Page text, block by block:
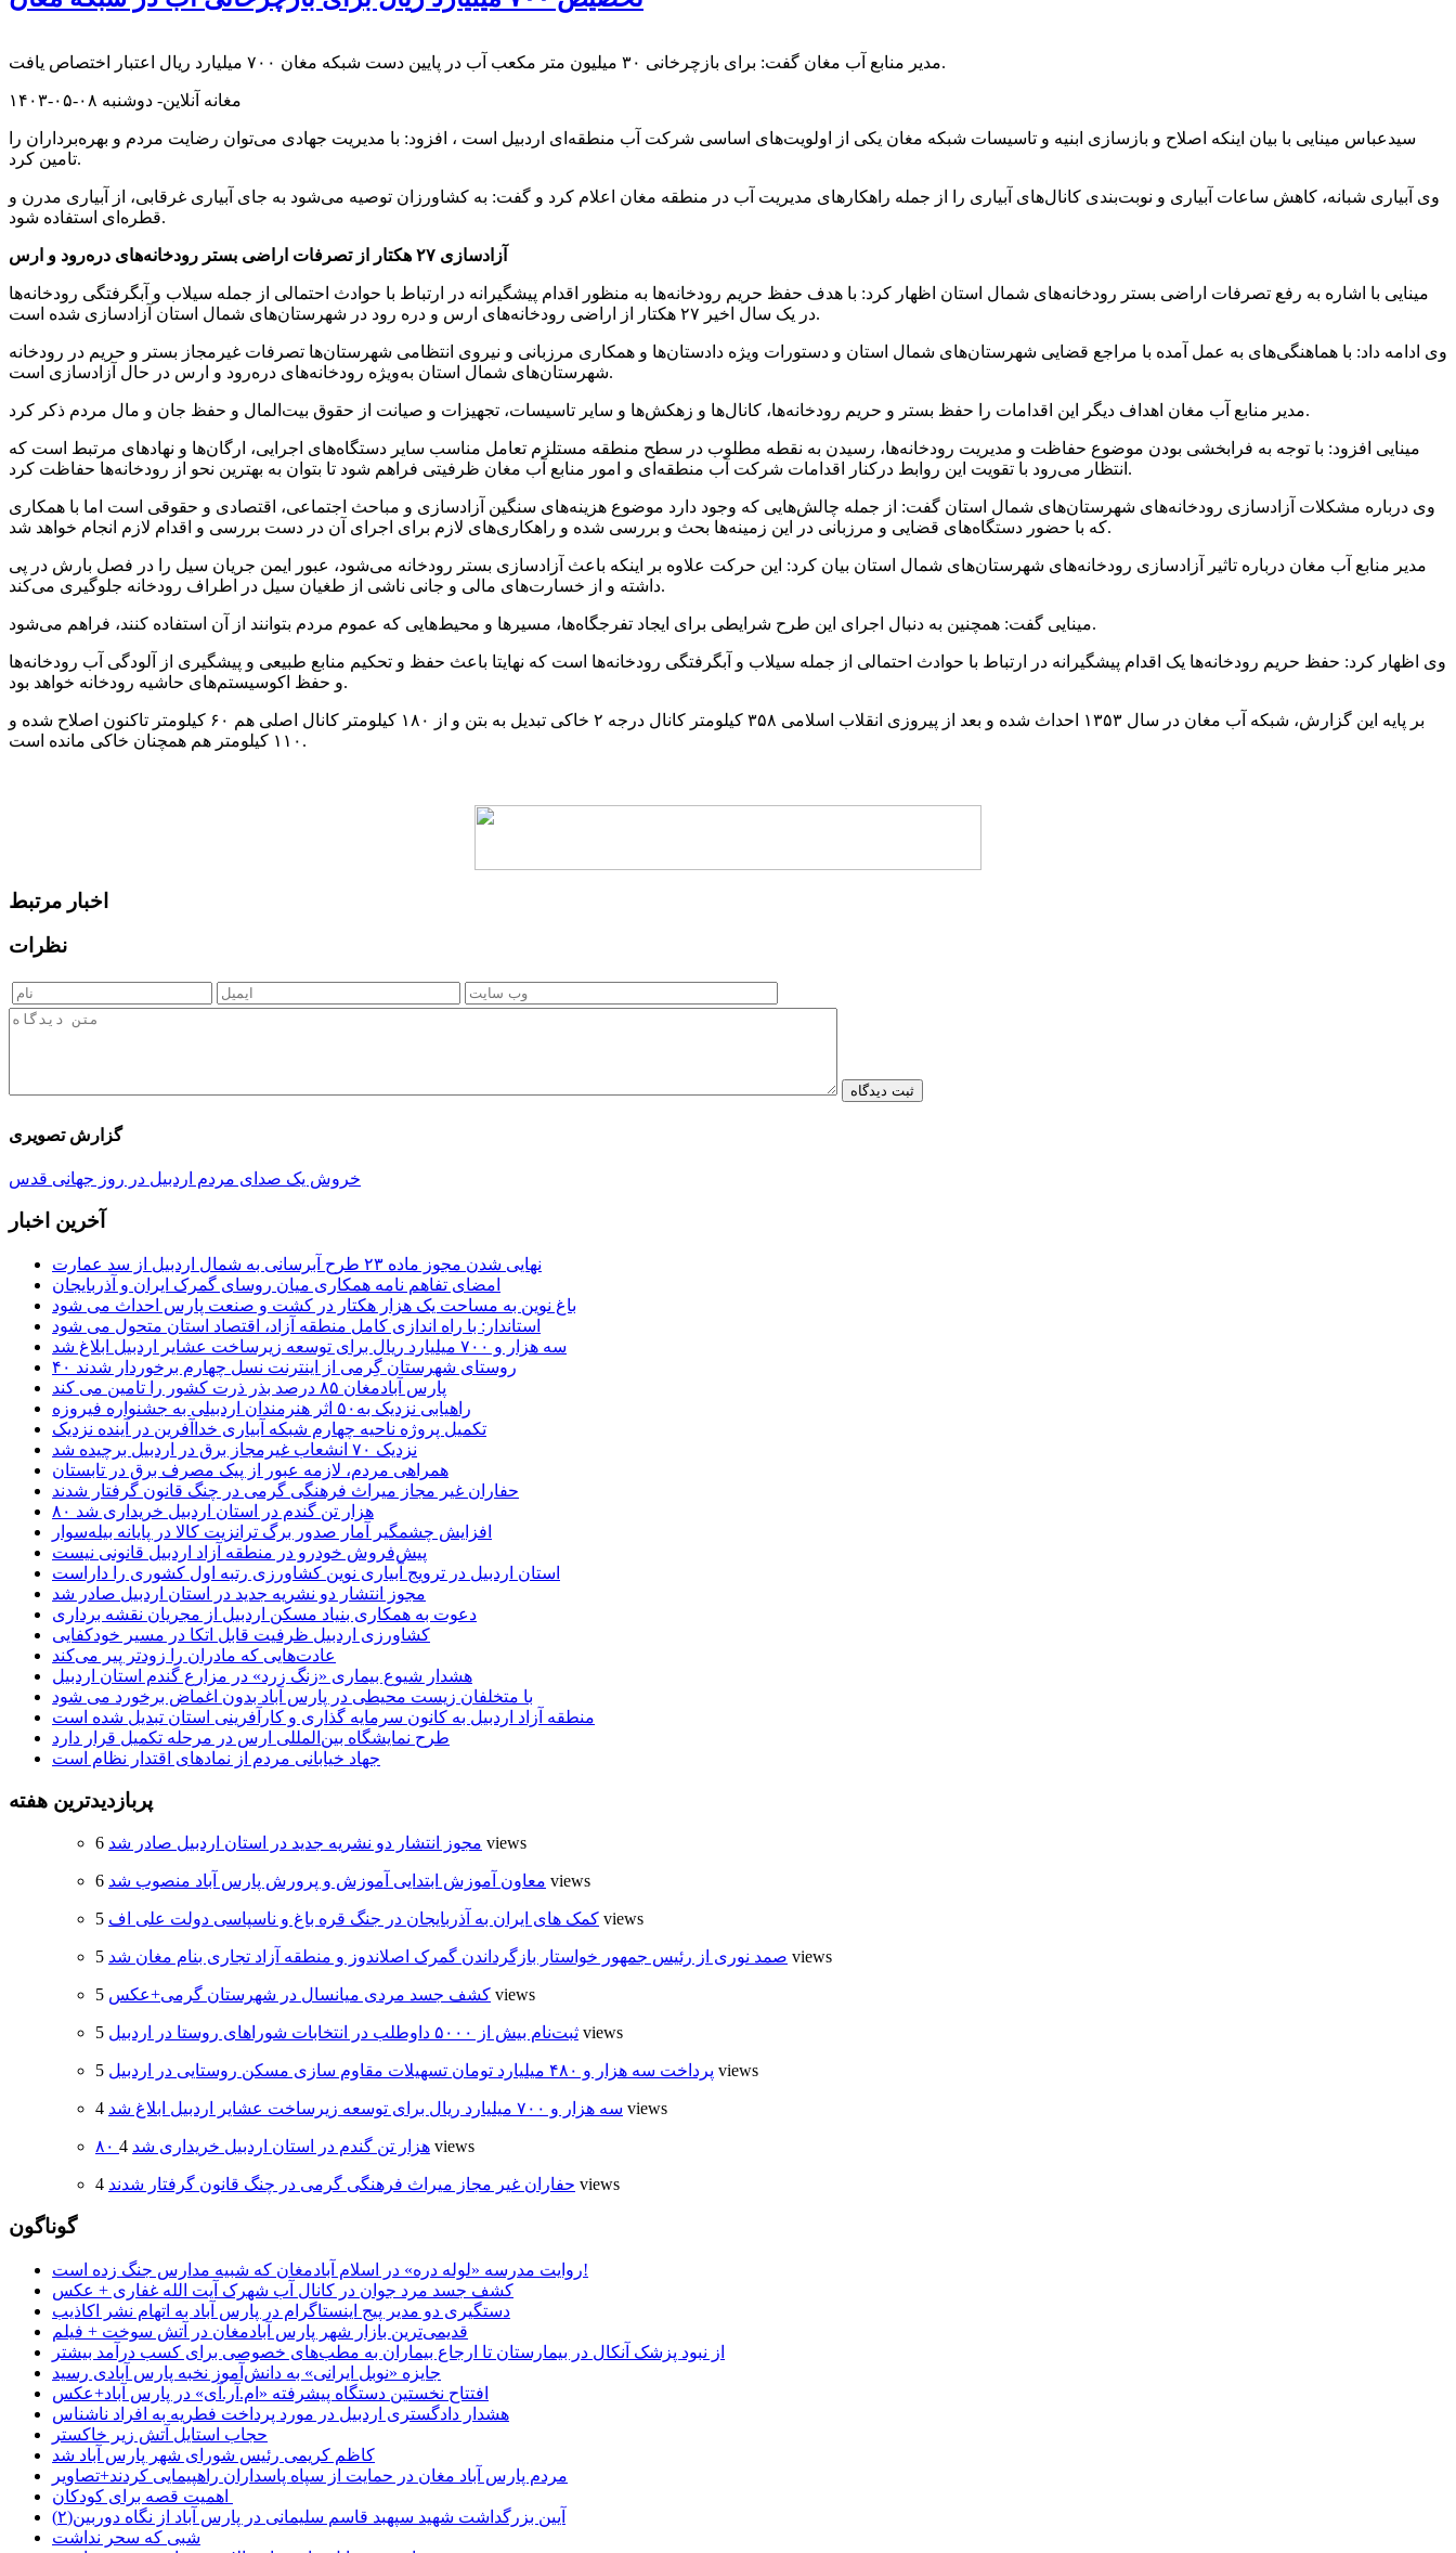
مدیر منابع آب مغان گفت: برای بازچرخانی ۳۰ میلیون متر مکعب آب در پایین دست شبکه مغان ۷۰۰ میلیارد ریال اعتبار اختصاص یافت.
مغانه آنلاین- دوشنبه ۰۸-۰۵-۱۴۰۳
سیدعباس مینایی با بیان اینکه اصلاح و بازسازی ابنیه و تاسیسات شبکه مغان یکی از اولویت‌های اساسی شرکت آب منطقه‌ای اردبیل است ، افزود: با مدیریت جهادی می‌توان رضایت مردم و بهره‌برداران را
تامین کرد.
وی آبیاری شبانه، کاهش ساعات آبیاری و نوبت‌بندی کانال‌های آبیاری را از جمله راهکارهای مدیریت آب در منطقه مغان اعلام کرد و گفت: به کشاورزان توصیه می‌شود به جای آبیاری غرقابی، از آبیاری مدرن و
قطره‌ای استفاده شود.
آزادسازی ۲۷ هکتار از تصرفات اراضی بستر رودخانه‌های دره‌رود و ارس
مینایی با اشاره به رفع تصرفات اراضی بستر رودخانه‌های شمال استان اظهار کرد: با هدف حفظ حریم رودخانه‌ها به منظور اقدام پیشگیرانه در ارتباط با حوادث احتمالی از جمله سیلاب و آبگرفتگی رودخانه‌ها
در یک سال اخیر ۲۷ هکتار از اراضی رودخانه‌های ارس و دره رود در شهرستان‌های شمال استان آزادسازی شده است.
وی ادامه داد: با هماهنگی‌های به عمل آمده با مراجع قضایی شهرستان‌های شمال استان و دستورات ویژه دادستان‌ها و همکاری مرزبانی و نیروی انتظامی شهرستان‌ها تصرفات غیرمجاز بستر و حریم در رودخانه‌
شهرستان‌های شمال استان به‌ویژه رودخانه‌های دره‌رود و ارس در حال آزادسازی است.
مدیر منابع آب مغان اهداف دیگر این اقدامات را حفظ بستر و حریم رودخانه‌ها، کانال‌ها و زهکش‌ها و سایر تاسیسات، تجهیزات و صیانت از حقوق بیت‌المال و حفظ جان و مال مردم ذکر کرد.
مینایی افزود: با توجه به فرابخشی بودن موضوع حفاظت و مدیریت رودخانه‌ها، رسیدن به نقطه مطلوب در سطح منطقه مستلزم تعامل مناسب سایر دستگاه‌های اجرایی، ارگان‌ها و نهادهای مرتبط است که
انتظار می‌رود با تقویت این روابط درکنار اقدامات شرکت‌ آب منطقه‌ای و امور منابع آب مغان ظرفیتی فراهم شود تا بتوان به بهترین نحو از رودخانه‌ها حفاظت کرد.
وی درباره مشکلات آزادسازی رودخانه‌های شهرستان‌های شمال استان گفت: از جمله چالش‌هایی که وجود دارد موضوع هزینه‌های سنگین آزادسازی و مباحث اجتماعی، اقتصادی و حقوقی است اما با همکاری
که با حضور دستگاه‌های قضایی و مرزبانی در این زمینه‌ها بحث و بررسی شده و راهکاری‌های لازم برای اجرای آن در دست بررسی و اقدام لازم انجام خواهد شد.
مدیر منابع آب مغان درباره تاثیر آزادسازی رودخانه‌های شهرستان‌های شمال استان بیان کرد: این حرکت علاوه بر اینکه باعث آزادسازی بستر رودخانه می‌شود، عبور ایمن جریان سیل را در فصل بارش در پی
داشته و از خسارت‌های مالی و جانی ناشی از طغیان سیل در اطراف رودخانه جلوگیری می‌کند.
مینایی گفت: همچنین به دنبال اجرای این طرح شرایطی برای ایجاد تفرجگاه‌ها، مسیرها و محیط‌هایی که عموم مردم بتوانند از آن استفاده کنند، فراهم می‌شود.
وی اظهار کرد: حفظ حریم رودخانه‌ها یک اقدام پیشگیرانه در ارتباط با حوادث احتمالی از جمله سیلاب و آبگرفتگی رودخانه‌ها است که نهایتا باعث حفظ و تحکیم منابع طبیعی و پیشگیری از آلودگی آب رودخانه‌ها
و حفظ اکوسیستم‌های حاشیه رودخانه خواهد بود.
بر پایه این گزارش، شبکه آب مغان در سال ۱۳۵۳ احداث شده و بعد از پیروزی انقلاب اسلامی ۳۵۸ کیلومتر کانال درجه ۲ خاکی تبدیل به بتن و از ۱۸۰ کیلومتر کانال اصلی هم ۶۰ کیلومتر تاکنون اصلاح شده و
۱۱۰ کیلومتر هم همچنان خاکی مانده است.
اخبار مرتبط
نظرات
گزارش تصویری
خروش یک صدای مردم اردبیل در روز جهانی قدس
آخرین اخبار
نهایی شدن مجوز ماده ۲۳ طرح آبرسانی به شمال اردبیل از سد عمارت
امضای تفاهم نامه همکاری میان روسای گمرک ایران و آذربایجان
باغ نوین به مساحت یک هزار هکتار در کشت و صنعت پارس احداث می شود
استاندار: با راه اندازی کامل منطقه آزاد، اقتصاد استان متحول می شود
سه هزار و ۷۰۰ میلیارد ریال برای توسعه زیرساخت عشایر اردبیل ابلاغ شد
۴۰ روستای شهرستان گِرمی از اینترنت نسل چهارم برخوردار شدند
پارس آبادمغان ۸۵ درصد بذر ذرت کشور را تامین می کند
راهیابی نزدیک به۵۰ اثر هنرمندان اردبیلی به جشنواره فیروزه
تکمیل پروژه ناحیه چهارم شبکه آبیاری خداآفرین در آینده نزدیک
نزدیک ۷۰ انشعاب غیرمجاز برق در اردبیل برچیده شد
همراهی مردم، لازمه عبور از پیک مصرف برق در تابستان
حفاران غیر مجاز میراث فرهنگی گرمی در چنگ قانون گرفتار شدند
۸۰ هزار تن گندم در استان اردبیل خریداری شد
افزایش چشمگیر آمار صدور برگ ترانزیت کالا در پایانه بیله‌سوار
پیش‌فروش خودرو در منطقه آزاد اردبیل قانونی نیست
استان اردبیل در ترویج آبیاری نوین کشاورزی رتبه اول کشوری را داراست
مجوز انتشار دو نشریه جدید در استان اردبیل صادر شد
دعوت به همکاری بنیاد مسکن اردبیل از مجریان نقشه برداری
کشاورزی اردبیل ظرفیت قابل اتکا در مسیر خودکفایی
عادت‌هایی که مادران را زودتر پیر می‌کند
هشدار شیوع بیماری «زنگ زرد» در مزارع گندم استان اردبیل
با متخلفان زیست محیطی در پارس آباد بدون اغماض برخورد می شود
منطقه آزاد اردبیل به کانون سرمایه گذاری و کارآفرینی استان تبدیل شده است
طرح نمایشگاه بین‌المللی ارس در مرحله تکمیل قرار دارد
جهاد خیابانی مردم از نمادهای اقتدار نظام است
پربازدیدترین هفته
مجوز انتشار دو نشریه جدید در استان اردبیل صادر شد 6 views
معاون آموزش ابتدایی آموزش و پرورش پارس آباد منصوب شد 6 views
کمک های ایران به آذربایجان در جنگ قره باغ و ناسپاسی دولت علی اف 5 views
صمد نوری از رئیس جمهور خواستار بازگرداندن گمرک اصلاندوز و منطقه آزاد تجاری بنام مغان شد 5 views
کشف جسد مردی میانسال در شهرستان گرمی+عکس 5 views
ثبت‌نام بیش از ۵۰۰۰ داوطلب در انتخابات شوراهای روستا در اردبیل 5 views
پرداخت سه هزار و ۴۸۰ میلیارد تومان تسهیلات مقاوم سازی مسکن روستایی در اردبیل 5 views
سه هزار و ۷۰۰ میلیارد ریال برای توسعه زیرساخت عشایر اردبیل ابلاغ شد 4 views
۸۰ هزار تن گندم در استان اردبیل خریداری شد 4 views
حفاران غیر مجاز میراث فرهنگی گرمی در چنگ قانون گرفتار شدند 4 views
گوناگون
روایت مدرسه «لوله دره» در اسلام آبادمغان که شبیه مدارس جنگ زده است!
کشف جسد مرد جوان در کانال آب شهرک آیت الله غفاری + عکس
دستگیری دو مدیر پیج اینستاگرام در پارس آباد به اتهام نشر اکاذیب
قدیمی‌ترین بازار شهر پارس آبادمغان در آتش سوخت + فیلم
از نبود پزشک آنکال در بیمارستان تا ارجاع بیماران به مطب‌های خصوصی برای کسب درآمد بیشتر
جایزه «نوبل ایرانی» به دانش‌آموز نخبه پارس آبادی رسید
افتتاح نخستین دستگاه پیشرفته «ام.آر.آی» در پارس آباد+عکس
هشدار دادگستری اردبیل در مورد پرداخت فطریه به افراد ناشناس
حجاب استایل آتش زیر خاکستر
کاظم کریمی رئیس شورای شهر پارس آباد شد
مردم پارس آباد مغان در حمایت از سپاه پاسداران راهپیمایی کردند+تصاویر
آیین بزرگداشت شهید سپهبد قاسم سلیمانی در پارس آباد از نگاه دوربین(۲)
شبی که سحر نداشت